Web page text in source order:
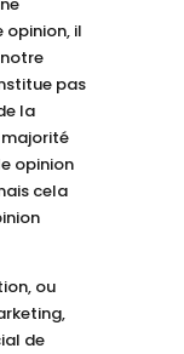
opinion, il
pas
la
majorité
opinion
cela
ou
de